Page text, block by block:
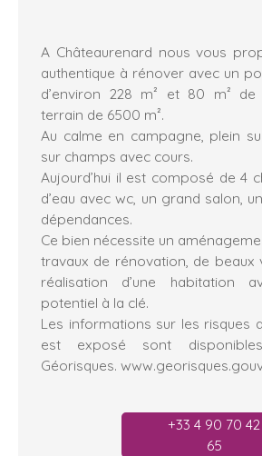
A Châteaurenard nous vous
authentique à rénover avec un
d’environ 228 m² et 80 m²
terrain de 6500 m².
Au calme en campagne, plein
sur champs avec cours.
Aujourd’hui il est composé de 4
d’eau avec wc, un grand salon,
dépendances.
Ce bien nécessite un
travaux de rénovation, de beaux
réalisation d’une habitation
potentiel à la clé.
Les informations sur les risques
est exposé sont
Géorisques.
+33 4 90 70 42
65